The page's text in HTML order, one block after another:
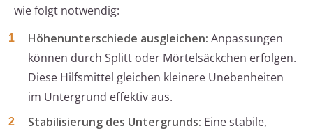
wie folgt notwendig:
Höhenunterschiede ausgleichen: Anpassungen
können durch Splitt oder Mörtelsäckchen erfolgen.
Diese Hilfsmittel gleichen kleinere Unebenheiten
im Untergrund effektiv aus.
Stabilisierung des Untergrunds: Eine stabile,